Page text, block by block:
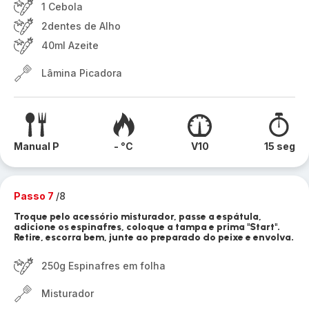
1 Cebola
2dentes de Alho
40ml Azeite
Lâmina Picadora
Manual P - °C V10 15 seg
Passo 7 /8
Troque pelo acessório misturador, passe a espátula,
adicione os espinafres, coloque a tampa e prima "Start".
Retire, escorra bem, junte ao preparado do peixe e envolva.
250g Espinafres em folha
Misturador